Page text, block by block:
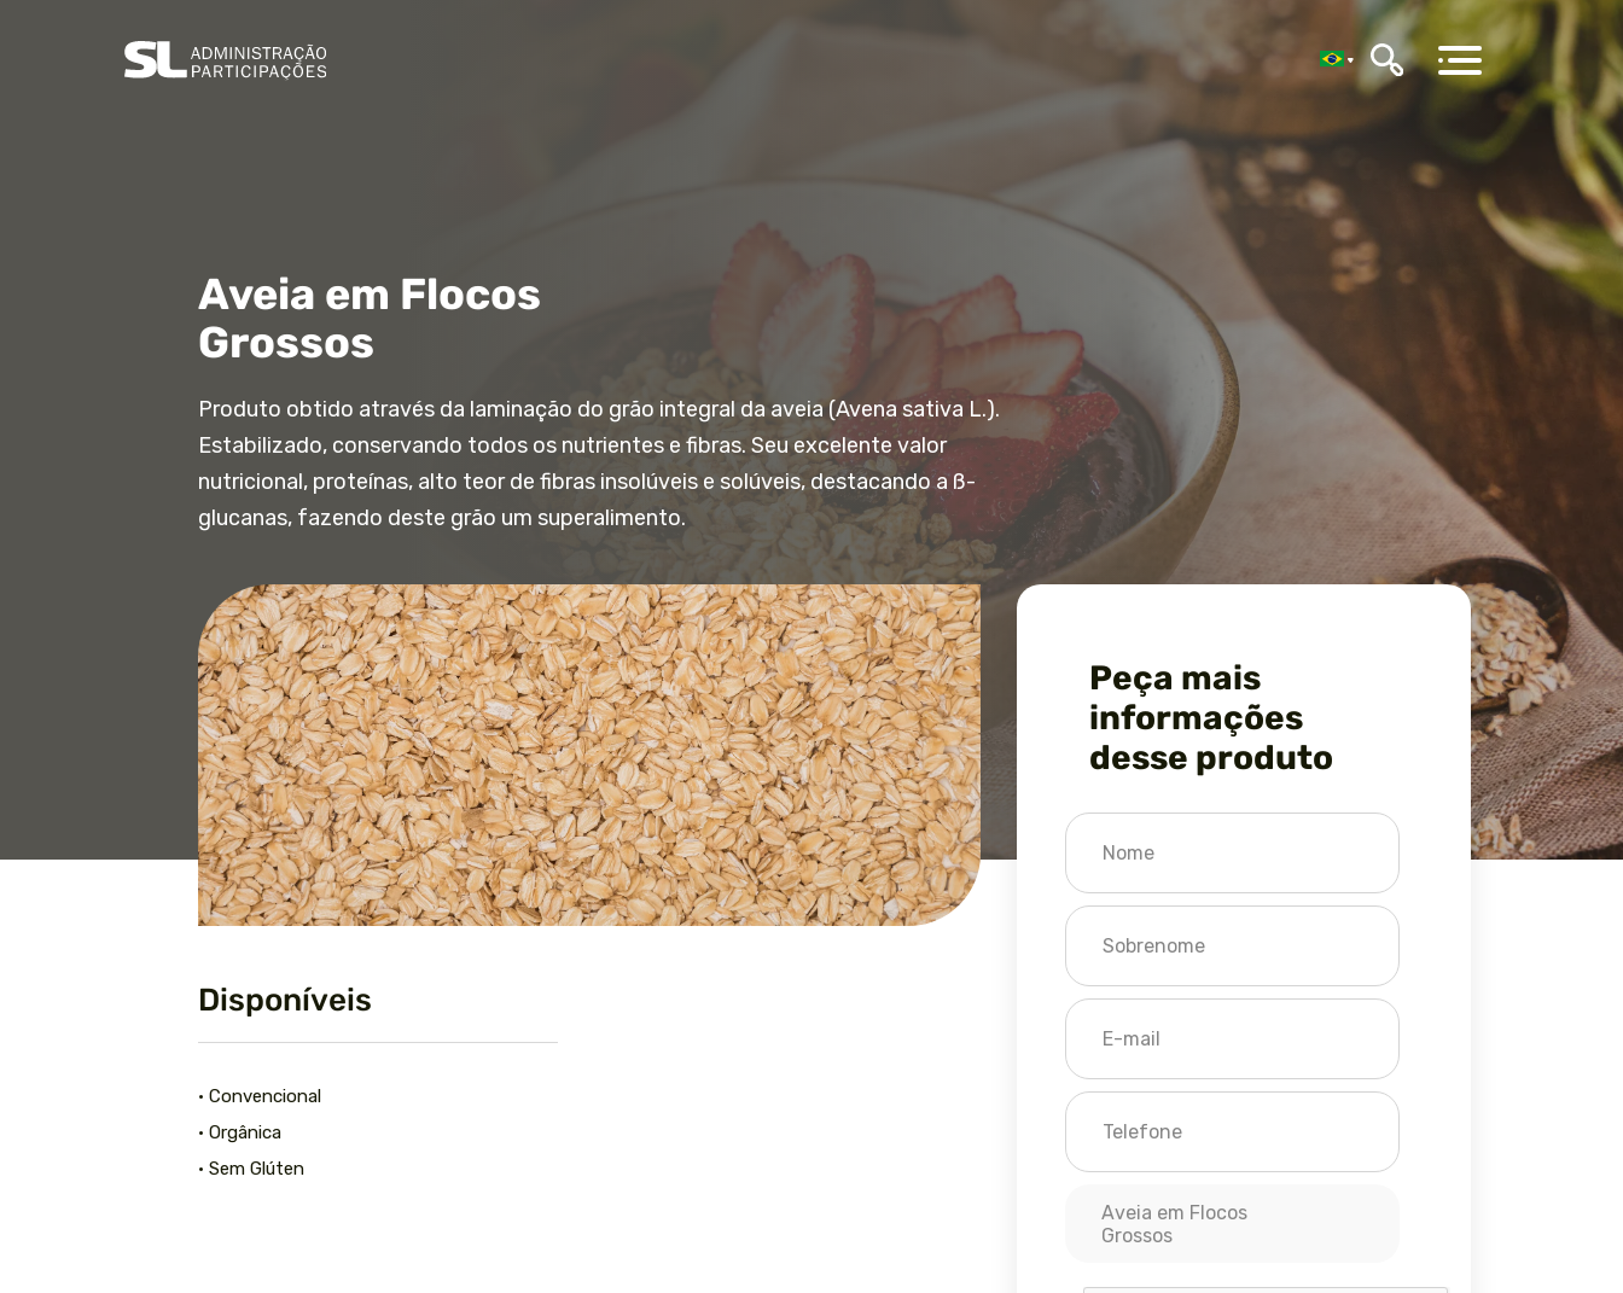
Aveia em Flocos
Grossos
Produto obtido através da laminação do grão integral da aveia (Avena sativa L.).
Estabilizado, conservando todos os nutrientes e fibras. Seu excelente valor
nutricional, proteínas, alto teor de fibras insolúveis e solúveis, destacando a ß-
glucanas, fazendo deste grão um superalimento.
Disponíveis
• Convencional
• Orgânica
• Sem Glúten
Peça mais
informações
desse produto
Aveia em Flocos
Grossos